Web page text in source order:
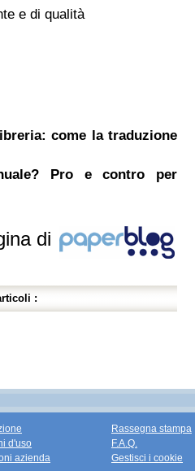
e di qualità
come la traduzione
Pro e contro per
di
:
d'uso
azienda
Rassegna stampa
F.A.Q.
Gestisci i cookie